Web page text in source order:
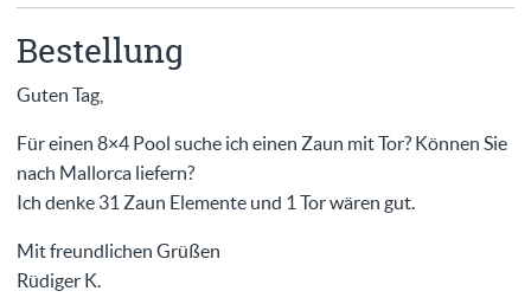
Bestellung
Guten Tag,
Für einen 8×4 Pool suche ich einen Zaun mit Tor? Können Sie
nach Mallorca liefern?
Ich denke 31 Zaun Elemente und 1 Tor wären gut.
Mit freundlichen Grüßen
Rüdiger K.